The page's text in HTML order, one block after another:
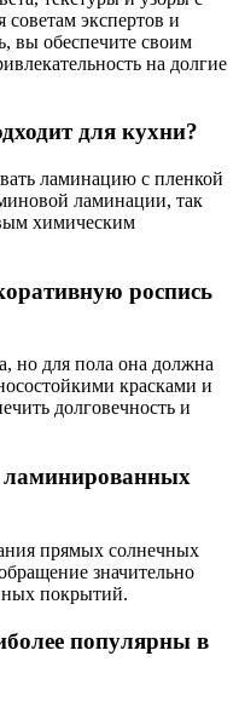
экспертов и
вы обеспечите своим
на долгие
для кухни?
ламинацию с пленкой
ламинации, так
химическим
роспись
но для пола она должна
красками и
долговечность и
прямых солнечных
значительно
покрытий.
популярны в